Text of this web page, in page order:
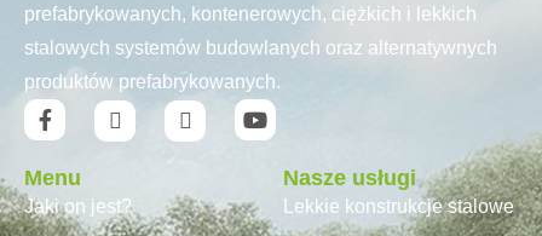
prefabrykowanych, kontenerowych, ciężkich i lekkich
stalowych systemów budowlanych oraz alternatywnych
produktów prefabrykowanych.
Menu
Jaki on jest?
Nasze usługi
Lekkie konstrukcje stalowe